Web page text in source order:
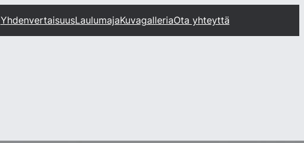
YhdenvertaisuusLaulumajaKuvagalleriaOta yhteyttä